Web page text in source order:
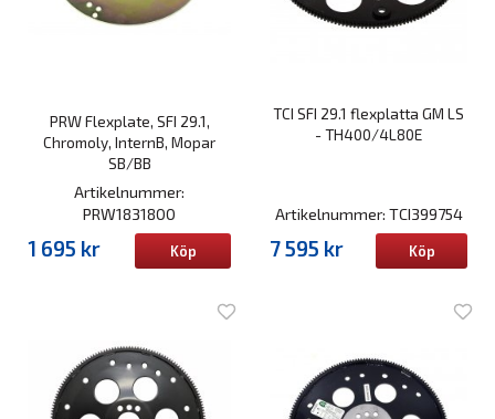
PRW Flexplate, SFI 29.1,
Chromoly, InternB, Mopar
SB/BB
Artikelnummer:
PRW1831800
1 695 kr Köp
TCI SFI 29.1 flexplatta GM LS
- TH400/4L80E
Artikelnummer: TCI399754
7 595 kr Köp